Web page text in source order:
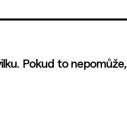
Pokud to nepomůže,